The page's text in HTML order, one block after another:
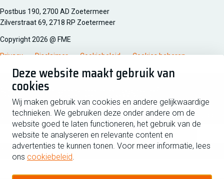
Deze website maakt gebruik van
cookies
Wij maken gebruik van cookies en andere gelijkwaardige
technieken. We gebruiken deze onder andere om de
website goed te laten functioneren, het gebruik van de
website te analyseren en relevante content en
advertenties te kunnen tonen. Voor meer informatie, lees
ons cookiebeleid.
Managementsyteem certificatie DNV iso/iec 27001
Postbus 190, 2700 AD Zoetermeer
Zilverstraat 69, 2718 RP Zoetermeer
Copyright 2026 @ FME
Privacy Disclaimer Cookiebeleid Cookies beheren
Schrijf je in voor de nieuwsbrief
Voornaam
Achternaam